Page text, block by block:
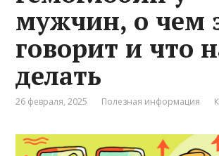
мужчин, о чем
говорит и что
делать
26 февраля, 2025 Полезная информация